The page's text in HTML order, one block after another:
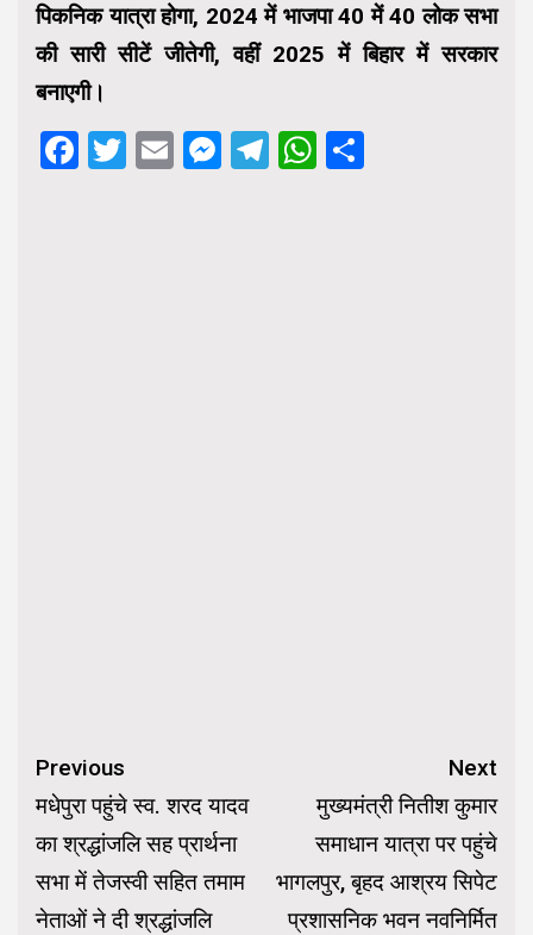
पिकनिक यात्रा होगा, 2024 में भाजपा 40 में 40 लोक सभा
की सारी सीटें जीतेगी, वहीं 2025 में बिहार में सरकार
बनाएगी।
Facebook
Twitter
EmailMessenger
Telegram
WhatsApp
Continue
Reading
Previous
मधेपुरा पहुंचे स्व. शरद यादव
का श्रद्धांजलि सह प्रार्थना
सभा में तेजस्वी सहित तमाम
नेताओं ने दी श्रद्धांजलि
Next
मुख्यमंत्री नितीश कुमार
समाधान यात्रा पर पहुंचे
भागलपुर, बृहद आश्रय सिपेट
प्रशासनिक भवन नवनिर्मित